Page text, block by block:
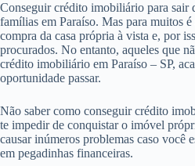
Conseguir crédito imobiliário para sair
famílias em Paraíso. Mas para muitos
compra da casa própria à vista e, por
procurados. No entanto, aqueles que
crédito imobiliário em Paraíso – SP,
oportunidade passar.
Não saber como conseguir crédito
te impedir de conquistar o imóvel
causar inúmeros problemas caso você
em pegadinhas financeiras.